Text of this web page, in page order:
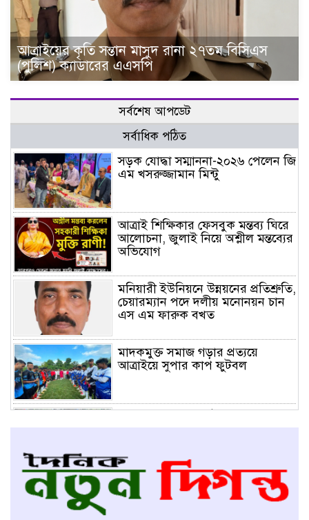
আত্রাইয়ের কৃতি সন্তান মাসুদ রানা ২৭তম বিসিএস
(পুলিশ) ক্যাডারের এএসপি
সর্বশেষ আপডেট
সর্বাধিক পঠিত
সড়ক যোদ্ধা সম্মাননা-২০২৬ পেলেন জি
এম খসরুজ্জামান মিন্টু
আত্রাই শিক্ষিকার ফেসবুক মন্তব্য ঘিরে
আলোচনা, জুলাই নিয়ে অশ্লীল মন্তব্যের
অভিযোগ
মনিয়ারী ইউনিয়নে উন্নয়নের প্রতিশ্রুতি,
চেয়ারম্যান পদে দলীয় মনোনয়ন চান
এস এম ফারুক বখত
মাদকমুক্ত সমাজ গড়ার প্রত্যয়ে
আত্রাইয়ে সুপার কাপ ফুটবল
শতবর্ষী মসজিদের রাস্তায় গাছ-বেড়া,
আ.লীগ নেতা মজিদ মল্লিকের বিরুদ্ধে